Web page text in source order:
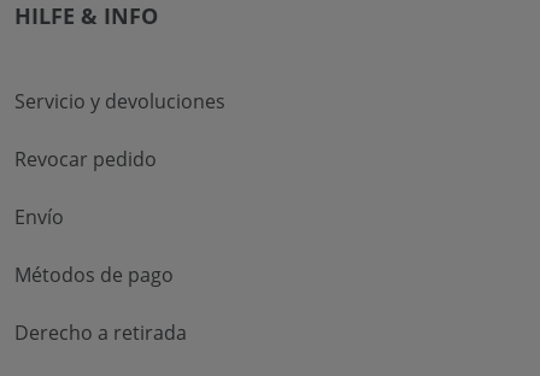
HILFE & INFO
Servicio y devoluciones
Revocar pedido
Envío
Métodos de pago
Derecho a retirada